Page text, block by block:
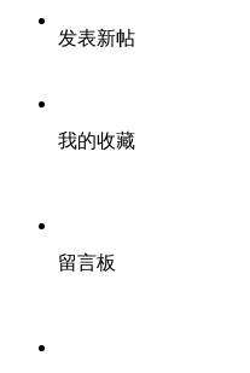
发表新帖
我的收藏
留言板